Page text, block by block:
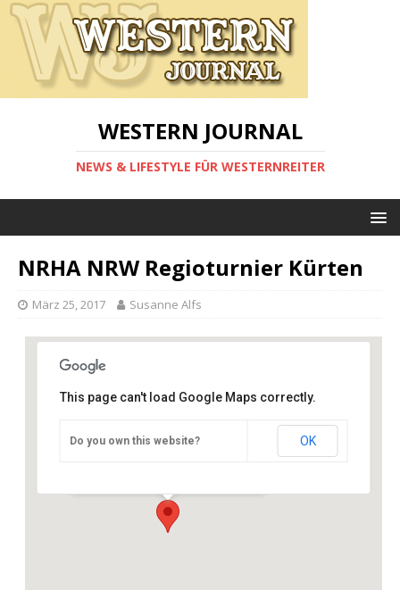
WESTERN JOURNAL
NEWS & LIFESTYLE FÜR WESTERNREITER
NRHA NRW Regioturnier Kürten
März 25, 2017 Susanne Alfs
Erlenbuch Western- und Freizeitstall
This page can't load Google Maps correctly.
Do you own this website? OK